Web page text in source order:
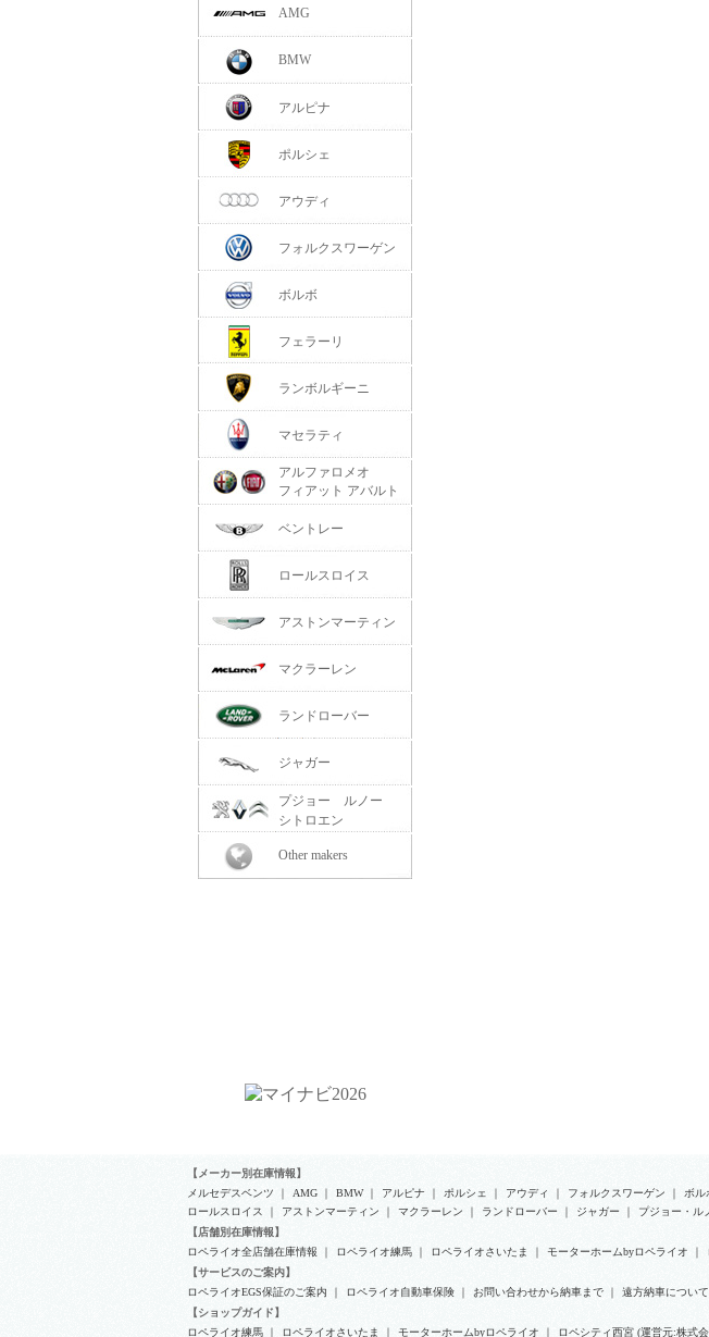
AMG
BMW
アルピナ
ポルシェ
アウディ
フォルクスワーゲン
ボルボ
フェラーリ
ランボルギーニ
マセラティ
アルファロメオ
フィアット アバルト
ベントレー
ロールスロイス
アストンマーティン
マクラーレン
ランドローバー
ジャガー
プジョー ルノー
シトロエン
Other makers
【メーカー別在庫情報】
メルセデスベンツ ｜ AMG ｜ BMW｜ アルピナ ｜ ポルシェ ｜ アウディ ｜ フォルクスワーゲン ｜ ボル
ロールスロイス
｜ アストンマーティン ｜ マクラーレン ｜ ランドローバー ｜ ジャガー ｜ プジョー・ル
【店舗別在庫情報】
ロペライオ全店舗在庫情報 ｜ ロペライオ練馬 ｜ ロペライオさいたま ｜ モーターホームbyロペライオ ｜
【サービスのご案内】
ロペライオEGS保証のご案内 ｜ ロペライオ自動車保険 ｜ お問い合わせから納車まで ｜ 遠方納車について
【ショップガイド】
ロペライオ練馬 ｜ ロペライオさいたま ｜ モーターホームbyロペライオ ｜ ロペシティ西宮 (運営元:株式